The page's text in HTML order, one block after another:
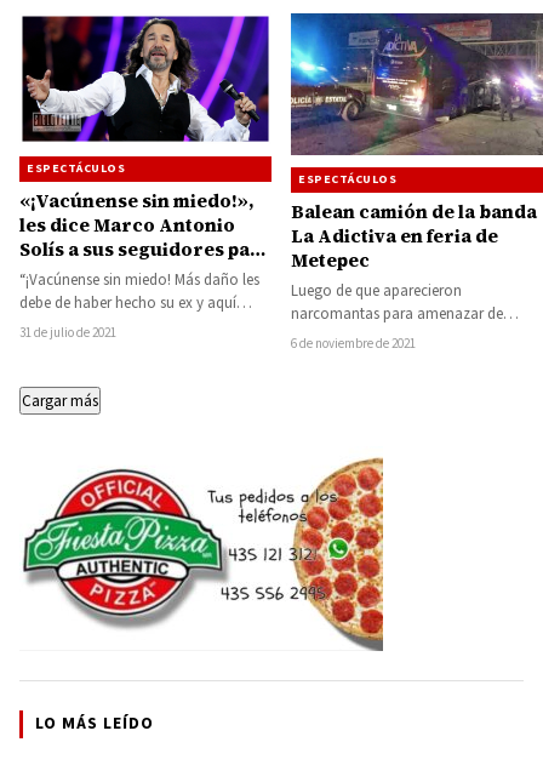
ESPECTÁCULOS
«¡Vacúnense sin miedo!»,
les dice Marco Antonio
Solís a sus seguidores para
que se vacunen contra el
COVID-19
“¡Vacúnense sin miedo! Más daño les
debe de haber hecho su ex y aquí
andan todos muy vivos.…
31 de julio de 2021
ESPECTÁCULOS
Balean camión de la banda
La Adictiva en feria de
Metepec
Luego de que aparecieron
narcomantas para amenazar de
muerte a los artistas que se iban a
6 de noviembre de 2021
Cargar más
LO MÁS LEÍDO